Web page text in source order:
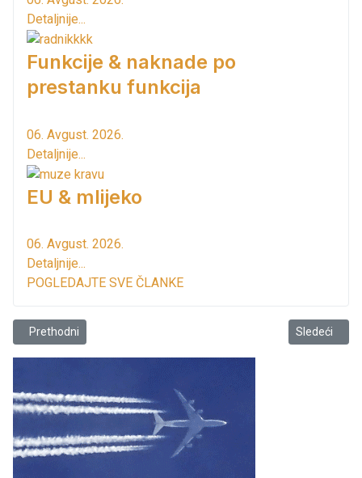
Detaljnije...
Funkcije & naknade po
prestanku funkcija
06. Avgust. 2026.
Detaljnije...
EU & mlijeko
06. Avgust. 2026.
Detaljnije...
POGLEDAJTE SVE ČLANKE
Prethodni članak: Počeli radovi na spajanju Herceg Novog na
Prethodni Sledeći
Sledeći